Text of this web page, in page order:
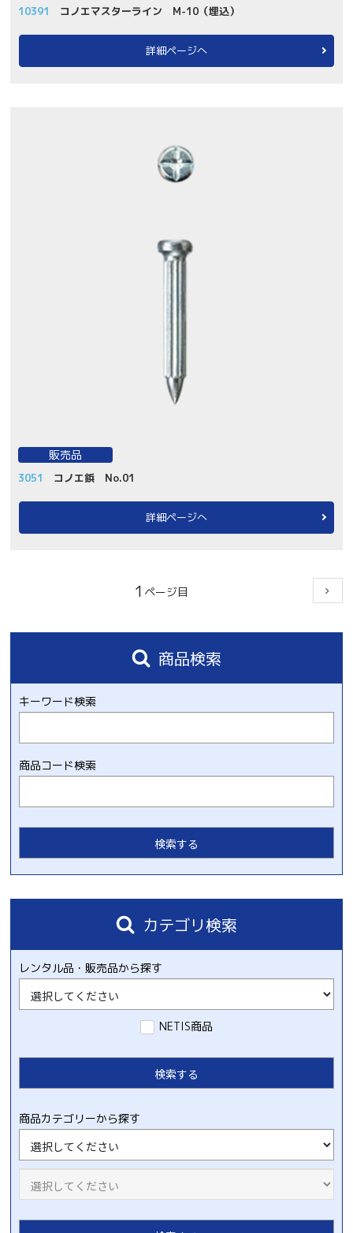
10391 コノエマスターライン M-10（埋込）
詳細ページへ
販売品
3051 コノエ鋲 No.01
詳細ページへ
1
商品検索
キーワード検索
商品コード検索
カテゴリ検索
レンタル品・販売品から探す
NETIS商品
商品カテゴリーから探す